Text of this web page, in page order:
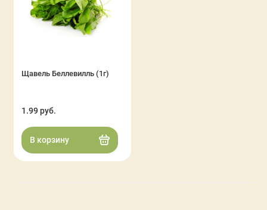
Укроп
Щавель Беллевилль (1г)
1.99 руб.
В корзину